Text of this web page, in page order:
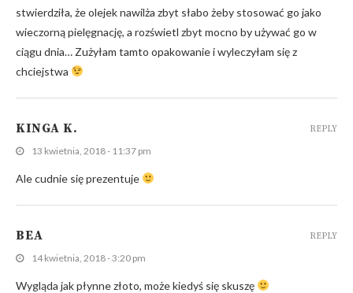
stwierdziła, że olejek nawilża zbyt słabo żeby stosować go jako
wieczorną pielęgnację, a rozświetl zbyt mocno by używać go w
ciągu dnia… Zużyłam tamto opakowanie i wyleczyłam się z
chciejstwa
KINGA K.
13 kwietnia, 2018 - 11:37 pm
Ale cudnie się prezentuje
REPLY
BEA
14 kwietnia, 2018 - 3:20 pm
Wygląda jak płynne złoto, może kiedyś się skuszę
REPLY